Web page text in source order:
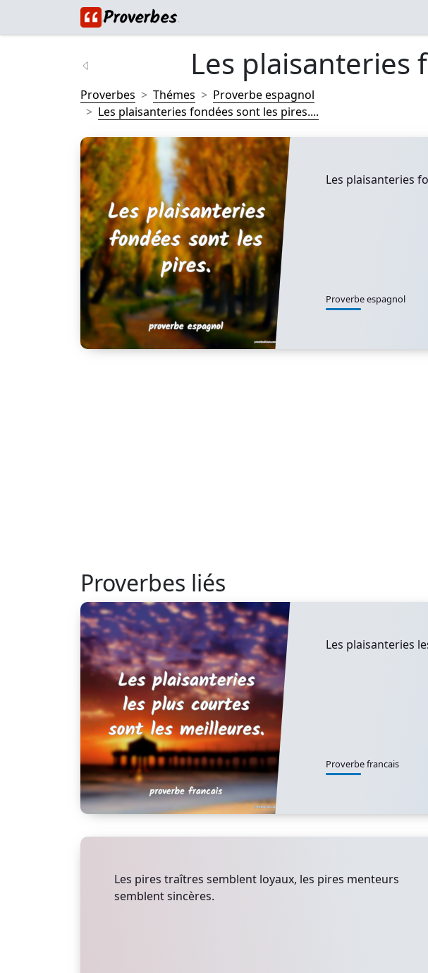
Les plaisanteries
Proverbes Thémes
Proverbe espagnol
Les plaisanteries fondées sont les pires....
Les plaisanteries
Proverbe espagnol
Proverbes liés
Les plaisanteries
Proverbe francais
Les pires traîtres semblent loyaux, les pires menteurs
semblent sincères.